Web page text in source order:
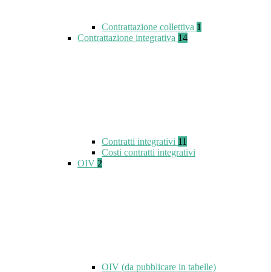
Contrattazione collettiva 1
Contrattazione integrativa 14
Contratti integrativi 11
Costi contratti integrativi
OIV 2
OIV (da pubblicare in tabelle)